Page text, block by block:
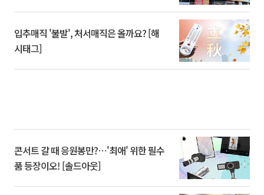
입추매직 '불발', 처서매직은 올까요? [해
시태그]
콘서트 갈 때 응원봉만?⋯'최애' 위한 필수
품 등장이오! [솔드아웃]